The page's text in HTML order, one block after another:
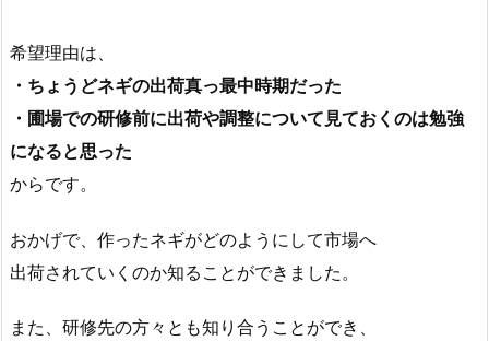
希望理由は、
・ちょうどネギの出荷真っ最中時期だった
・圃場での研修前に出荷や調整について見ておくのは勉強
になると思った
からです。
おかげで、作ったネギがどのようにして市場へ
出荷されていくのか知ることができました。
また、研修先の方々とも知り合うことができ、